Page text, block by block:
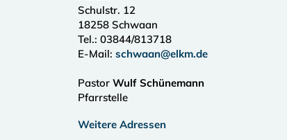
Schulstr. 12
18258 Schwaan
Tel.: 03844/813718
E-Mail: schwaan@elkm.de
Pastor Wulf Schünemann
Pfarrstelle
Weitere Adressen